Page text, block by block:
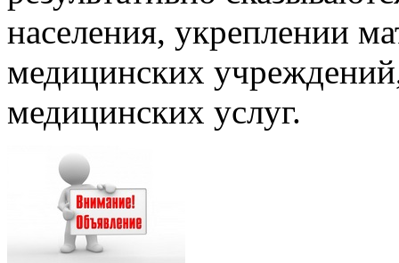
населения, укреплении
медицинских
медицинских услуг.